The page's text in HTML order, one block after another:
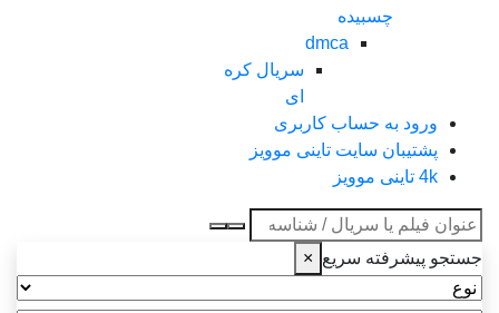
چسبیده
dmca
سریال کره
ای
ورود به حساب کاربری
پشتیبان سایت تاینی موویز
4k تاینی موویز
عنوان جستجو
جستجو پیشرفته سریع ×
نوع